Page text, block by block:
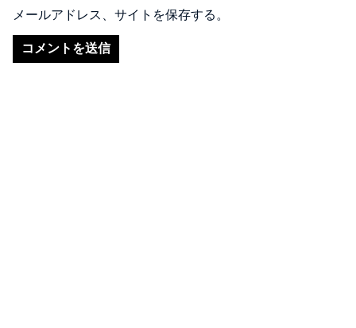
メールアドレス、サイトを保存する。